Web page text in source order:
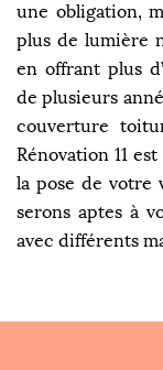
une obligation,
plus de lumière
en offrant plus
de plusieurs
couverture
Rénovation 11
la pose de votre
serons aptes à
avec différents